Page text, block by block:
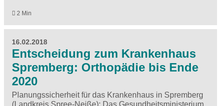
2 Min
16.02.2018
Entscheidung zum Krankenhaus
Spremberg: Orthopädie bis Ende
2020
Planungssicherheit für das Krankenhaus in Spremberg